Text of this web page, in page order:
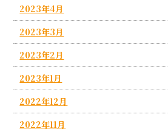
2023年4月
2023年3月
2023年2月
2023年1月
2022年12月
2022年11月